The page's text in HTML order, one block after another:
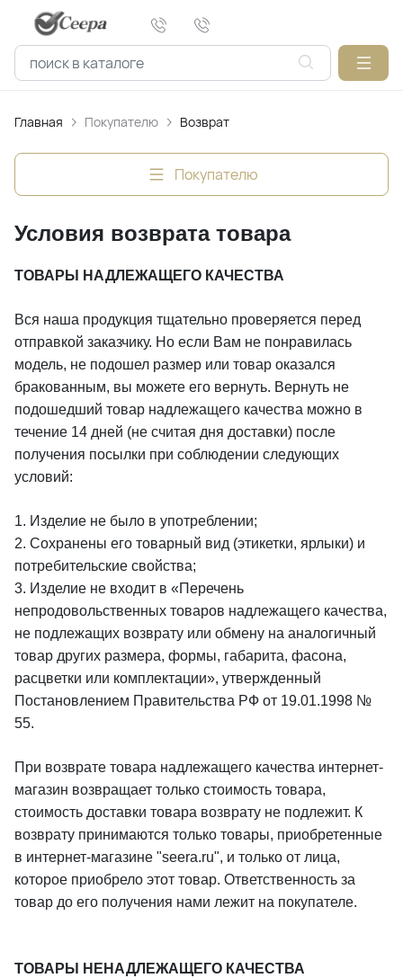
Главная Покупателю Возврат
Покупателю
Условия возврата товара
ТОВАРЫ НАДЛЕЖАЩЕГО КАЧЕСТВА
Вся наша продукция тщательно проверяется перед
отправкой заказчику. Но если Вам не понравилась
модель, не подошел размер или товар оказался
бракованным, вы можете его вернуть. Вернуть не
подошедший товар надлежащего качества можно в
течение 14 дней (не считая дня доставки) после
получения посылки при соблюдении следующих
условий:
1. Изделие не было в употреблении;
2. Сохранены его товарный вид (этикетки, ярлыки) и
потребительские свойства;
3. Изделие не входит в «Перечень
непродовольственных товаров надлежащего качества,
не подлежащих возврату или обмену на аналогичный
товар других размера, формы, габарита, фасона,
расцветки или комплектации», утвержденный
Постановлением Правительства РФ от 19.01.1998 №
55.
При возврате товара надлежащего качества интернет-
магазин возвращает только стоимость товара,
стоимость доставки товара возврату не подлежит. К
возврату принимаются только товары, приобретенные
в интернет-магазине "seera.ru", и только от лица,
которое приобрело этот товар. Ответственность за
товар до его получения нами лежит на покупателе.
ТОВАРЫ НЕНАДЛЕЖАЩЕГО КАЧЕСТВА